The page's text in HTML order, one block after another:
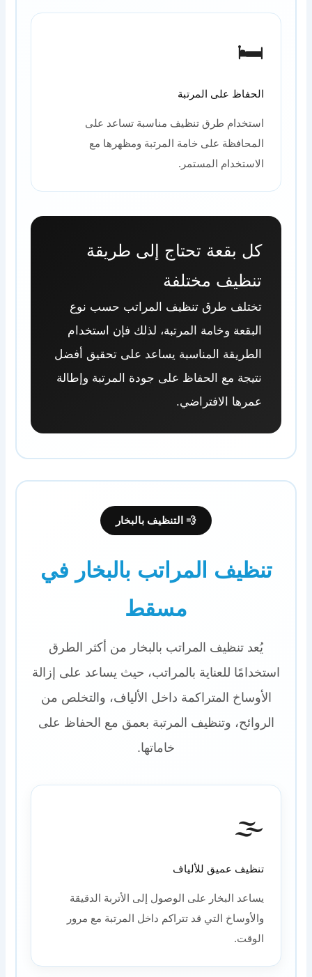
🛏️
الحفاظ على المرتبة
استخدام طرق تنظيف مناسبة تساعد على
المحافظة على خامة المرتبة ومظهرها مع
الاستخدام المستمر.
كل بقعة تحتاج إلى طريقة
تنظيف مختلفة
تختلف طرق تنظيف المراتب حسب نوع
البقعة وخامة المرتبة، لذلك فإن استخدام
الطريقة المناسبة يساعد على تحقيق أفضل
نتيجة مع الحفاظ على جودة المرتبة وإطالة
عمرها الافتراضي.
💨 التنظيف بالبخار
تنظيف المراتب بالبخار في
مسقط
يُعد تنظيف المراتب بالبخار من أكثر الطرق
استخدامًا للعناية بالمراتب، حيث يساعد على إزالة
الأوساخ المتراكمة داخل الألياف، والتخلص من
الروائح، وتنظيف المرتبة بعمق مع الحفاظ على
خاماتها.
🌫️
تنظيف عميق للألياف
يساعد البخار على الوصول إلى الأتربة الدقيقة
والأوساخ التي قد تتراكم داخل المرتبة مع مرور
الوقت.